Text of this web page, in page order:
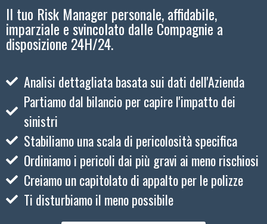
Il tuo Risk Manager personale, affidabile,
imparziale e svincolato dalle Compagnie a
disposizione 24H/24.
Analisi dettagliata basata sui dati dell'Azienda
Partiamo dal bilancio per capire l'impatto dei
sinistri
Stabiliamo una scala di pericolosità specifica
Ordiniamo i pericoli dai più gravi ai meno rischiosi
Creiamo un capitolato di appalto per le polizze
Ti disturbiamo il meno possibile